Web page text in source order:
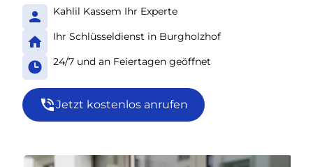
Kahlil Kassem Ihr Experte
Ihr Schlüsseldienst in Burgholzhof
24/7 und an Feiertagen geöffnet
Jetzt kostenlos anrufen